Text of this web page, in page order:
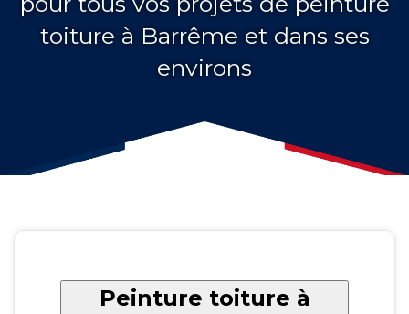
toiture à Barrême et dans ses
environs
Peinture toiture à